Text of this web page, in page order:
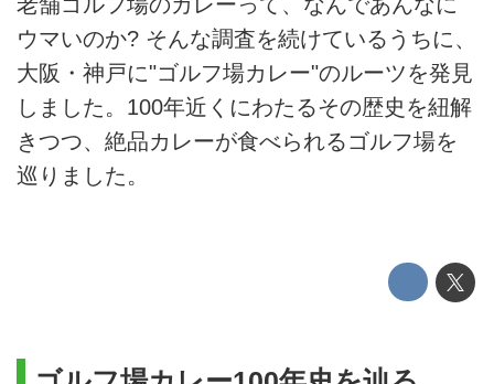
ウマいのか? そんな調査を続けているうちに、
大阪・神戸に"ゴルフ場カレー"のルーツを発見
しました。100年近くにわたるその歴史を紐解
きつつ、絶品カレーが食べられるゴルフ場を
巡りました。